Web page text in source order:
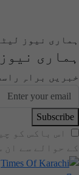
ہماری نیوز
ہماری
خبریں براہِ
Subscribe
اس باکس کو
کے حوالے سے ان